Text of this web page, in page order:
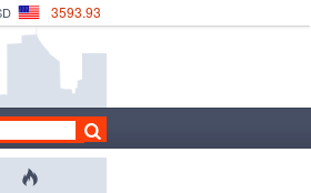
3593.93
4149.01